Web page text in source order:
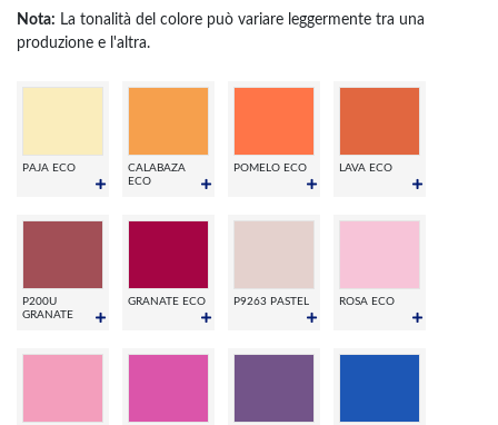
Nota: La tonalità del colore può variare leggermente tra una
produzione e l'altra.
PAJA ECO
CALABAZA
ECO
POMELO ECO LAVA ECO
P200U
GRANATE
GRANATE ECO P9263 PASTEL ROSA ECO